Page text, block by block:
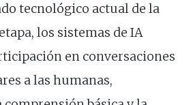
tecnológico actual de la
los sistemas de IA
en conversaciones
a las humanas,